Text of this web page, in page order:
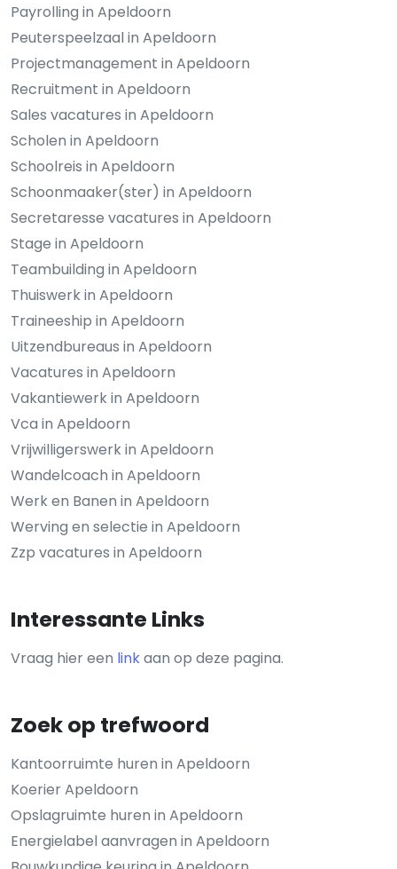
Payrolling in Apeldoorn
Peuterspeelzaal in Apeldoorn
Projectmanagement in Apeldoorn
Recruitment in Apeldoorn
Sales vacatures in Apeldoorn
Scholen in Apeldoorn
Schoolreis in Apeldoorn
Schoonmaaker(ster) in Apeldoorn
Secretaresse vacatures in Apeldoorn
Stage in Apeldoorn
Teambuilding in Apeldoorn
Thuiswerk in Apeldoorn
Traineeship in Apeldoorn
Uitzendbureaus in Apeldoorn
Vacatures in Apeldoorn
Vakantiewerk in Apeldoorn
Vca in Apeldoorn
Vrijwilligerswerk in Apeldoorn
Wandelcoach in Apeldoorn
Werk en Banen in Apeldoorn
Werving en selectie in Apeldoorn
Zzp vacatures in Apeldoorn
Interessante Links
Vraag hier een linkaan op deze pagina.
Zoek op trefwoord
Kantoorruimte huren in Apeldoorn
Koerier Apeldoorn
Opslagruimte huren in Apeldoorn
Energielabel aanvragen in Apeldoorn